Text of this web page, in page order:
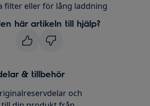
filter eller för lång laddning
här artikeln till hjälp?
& tillbehör
och